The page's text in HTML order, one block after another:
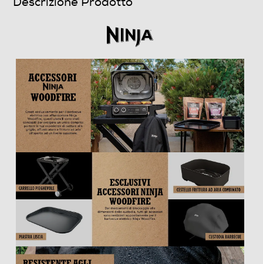
0,136
Informazioni sulla sicurezza del prodotto
Clicca qui